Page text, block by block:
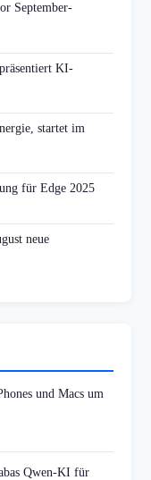
September-
KI-
startet im
für Edge 2025
neue
und Macs um
Qwen-KI für